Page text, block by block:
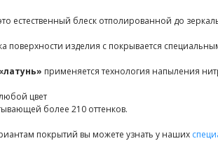
естественный блеск отполированной до
поверхности изделия с покрывается
применяется технология напыления
цвет
более 210 оттенков.
покрытий вы можете узнать у наших